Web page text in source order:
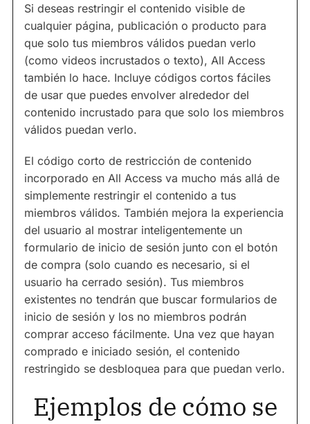
Si deseas restringir el contenido visible de
cualquier página, publicación o producto para
que solo tus miembros válidos puedan verlo
(como videos incrustados o texto), All Access
también lo hace. Incluye códigos cortos fáciles
de usar que puedes envolver alrededor del
contenido incrustado para que solo los miembros
válidos puedan verlo.
El código corto de restricción de contenido
incorporado en All Access va mucho más allá de
simplemente restringir el contenido a tus
miembros válidos. También mejora la experiencia
del usuario al mostrar inteligentemente un
formulario de inicio de sesión junto con el botón
de compra (solo cuando es necesario, si el
usuario ha cerrado sesión). Tus miembros
existentes no tendrán que buscar formularios de
inicio de sesión y los no miembros podrán
comprar acceso fácilmente. Una vez que hayan
comprado e iniciado sesión, el contenido
restringido se desbloquea para que puedan verlo.
Ejemplos de cómo se